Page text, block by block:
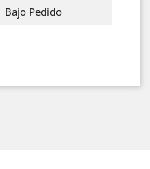
Bajo Pedido